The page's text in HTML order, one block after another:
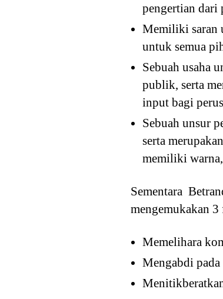
pengertian dari
Memiliki saran
untuk semua
Sebuah usaha
publik, serta
input bagi
Sebuah unsur
serta
memiliki
Sementara
mengemukakan
Memelihara
Mengabdi